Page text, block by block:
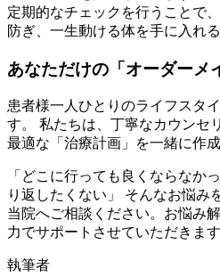
定期的なチェックを行うことで
防ぎ、一生動ける体を手に入れ
あなただけの「オーダーメ
患者様一人ひとりのライフスタ
す。 私たちは、丁寧なカウンセ
最適な「治療計画」を一緒に作成
「どこに行っても良くならなか
り返したくない」 そんなお悩み
当院へご相談ください。お悩み
力でサポートさせていただきます
執筆者